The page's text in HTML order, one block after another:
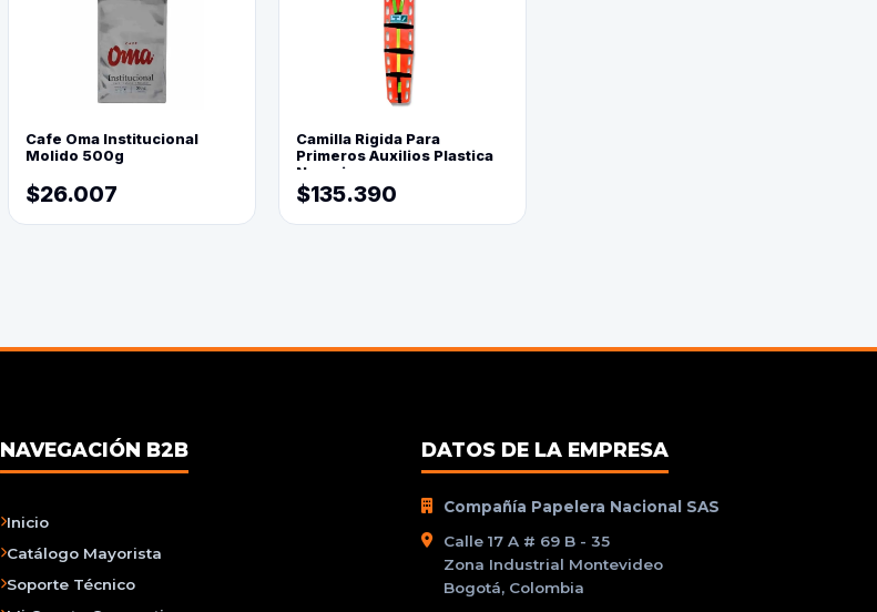
Cafe Oma Institucional
Molido 500g
$26.007
Camilla Rigida Para
Primeros Auxilios Plastica
Naranja
$135.390
NAVEGACIÓN B2B
Inicio
Catálogo Mayorista
Soporte Técnico
DATOS DE LA EMPRESA
Compañía Papelera Nacional SAS
Calle 17 A # 69 B - 35
Zona Industrial Montevideo
Bogotá, Colombia